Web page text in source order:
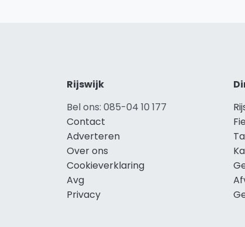
Rijswijk
Bel ons: 085-04 10 177
Contact
Adverteren
Over ons
Cookieverklaring
Avg
Privacy